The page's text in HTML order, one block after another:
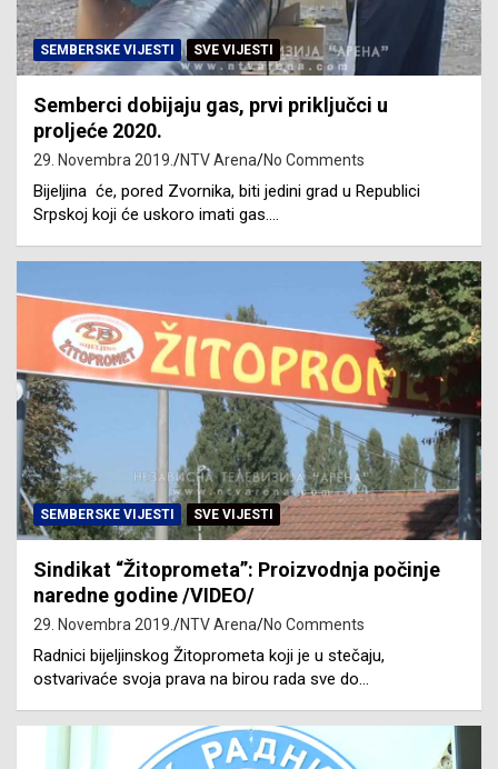
SEMBERSKE VIJESTI SVE VIJESTI
Semberci dobijaju gas, prvi priključci u
proljeće 2020.
29. Novembra 2019. NTV Arena No Comments
Bijeljina će, pored Zvornika, biti jedini grad u Republici
Srpskoj koji će uskoro imati gas.…
SEMBERSKE VIJESTI SVE VIJESTI
Sindikat “Žitoprometa”: Proizvodnja počinje
naredne godine /VIDEO/
29. Novembra 2019. NTV Arena No Comments
Radnici bijeljinskog Žitoprometa koji je u stečaju,
ostvarivaće svoja prava na birou rada sve do…